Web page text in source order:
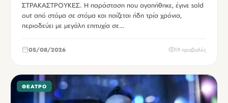
ΣΤΡΑΚΑΣΤΡΟΥΚΕΣ. Η παράσταση που αγαπήθηκε, έγινε sold
out από στόμα σε στόμα και παίζεται ήδη τρία χρόνια,
περιοδεύει με μεγάλη επιτυχία σε…
05/08/2026 19 προβολές
ΘΈΑΤΡΟ